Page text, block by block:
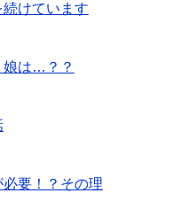
けています
娘は…？？
要！？その理